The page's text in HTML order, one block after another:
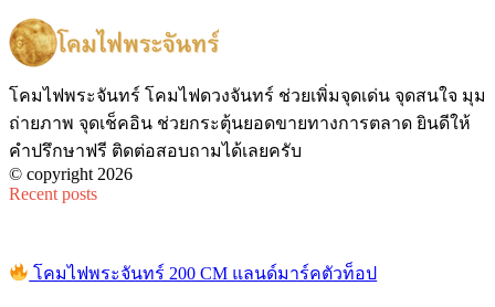
โคมไฟพระจันทร์ โคมไฟดวงจันทร์ ช่วยเพิ่มจุดเด่น จุดสนใจ มุม
ถ่ายภาพ จุดเช็คอิน ช่วยกระตุ้นยอดขายทางการตลาด ยินดีให้
คำปรึกษาฟรี ติดต่อสอบถามได้เลยครับ
© copyright 2026
Recent posts
โคมไฟพระจันทร์ 200 CM แลนด์มาร์คตัวท็อป